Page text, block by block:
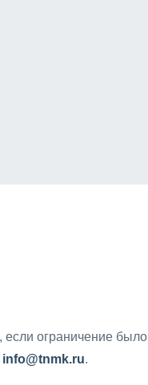
если ограничение было
info@tnmk.ru.